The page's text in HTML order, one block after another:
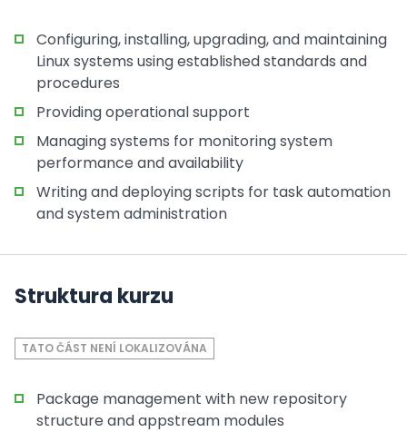
Configuring, installing, upgrading, and maintaining
Linux systems using established standards and
procedures
Providing operational support
Managing systems for monitoring system
performance and availability
Writing and deploying scripts for task automation
and system administration
Struktura kurzu
TATO ČÁST NENÍ LOKALIZOVÁNA
Package management with new repository
structure and appstream modules